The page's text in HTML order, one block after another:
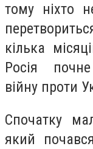
тому ніхто
кілька
Росія
війну проти
Спочатку
який